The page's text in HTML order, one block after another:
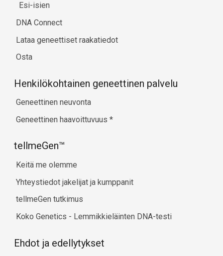
Esi-isien
DNA Connect
Lataa geneettiset raakatiedot
Osta
Henkilökohtainen geneettinen palvelu
Geneettinen neuvonta
Geneettinen haavoittuvuus *
tellmeGen™
Keitä me olemme
Yhteystiedot jakelijat ja kumppanit
tellmeGen tutkimus
Koko Genetics - Lemmikkieläinten DNA-testi
Ehdot ja edellytykset